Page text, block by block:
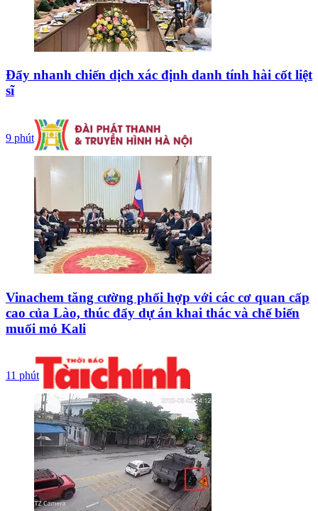
Đẩy nhanh chiến dịch xác định danh tính hài cốt liệt
sĩ
9 phút
Vinachem tăng cường phối hợp với các cơ quan cấp
cao của Lào, thúc đẩy dự án khai thác và chế biến
muối mỏ Kali
11 phút